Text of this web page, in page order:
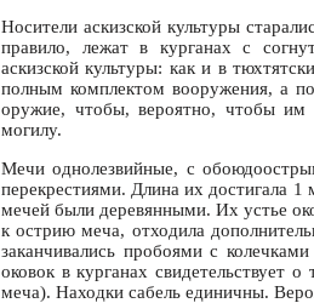
Носители аскизской культуры
правило, лежат в курганах с
аскизской культуры: как и в
полным комплектом вооружения, а
оружие, чтобы, вероятно, чтобы им
могилу.
Мечи однолезвийные, с
перекрестиями. Длина их достигала
мечей были деревянными. Их устье
к острию меча, отходила
заканчивались пробоями с
оковок в курганах
меча). Находки сабель единичны.